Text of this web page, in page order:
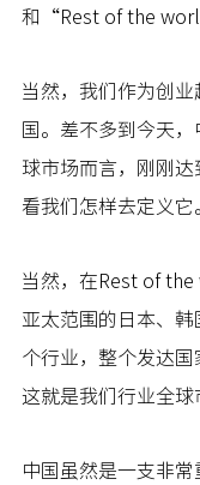
和“Rest of the
当然，我们作为创
国。差不多到今天
球市场而言，刚刚
看我们怎样去定义它
当然，在Rest of
亚太范围的日本、
个行业，整个发达国
这就是我们行业全球
中国虽然是一支非